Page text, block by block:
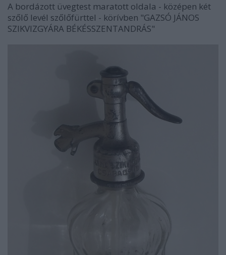
A bordázott üvegtest maratott oldala - középen két
szőlő levél szőlőfürttel - körívben "GAZSÓ JÁNOS
SZIKVIZGYÁRA BÉKÉSSZENTANDRÁS"